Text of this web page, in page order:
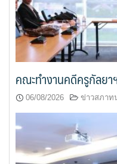
คณะทำงานคดีครูกัลย
06/08/2026 ข่าวสภาท